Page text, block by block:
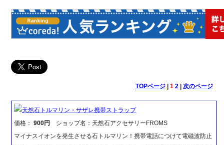
TOPページ| 1 2| 次のページ
天然石トルマリン・サザレ携帯ストラップ
価格：900円
ショップ名：天然石アクセサリーFROMS
マイナスイオンを発生させる石トルマリン！携帯電話につけて電磁波防止